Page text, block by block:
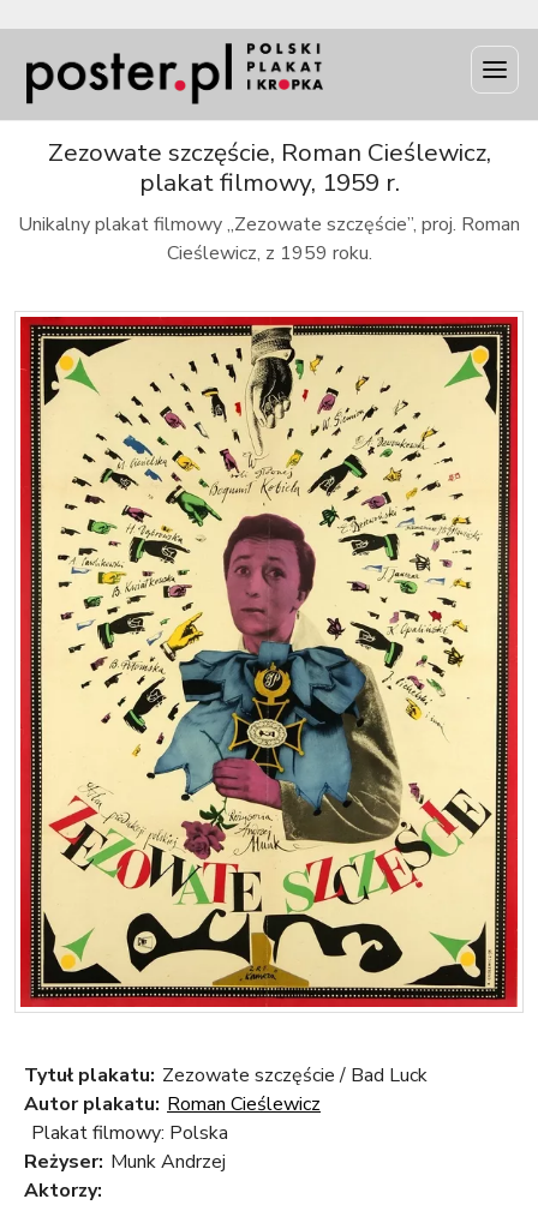
Zezowate szczęście, Roman Cieślewicz,
plakat filmowy, 1959 r.
Unikalny plakat filmowy „Zezowate szczęście”, proj. Roman
Cieślewicz, z 1959 roku.
Tytuł plakatu: Zezowate szczęście / Bad Luck
Autor plakatu: Roman Cieślewicz
Plakat filmowy: Polska
Reżyser: Munk Andrzej
Aktorzy: